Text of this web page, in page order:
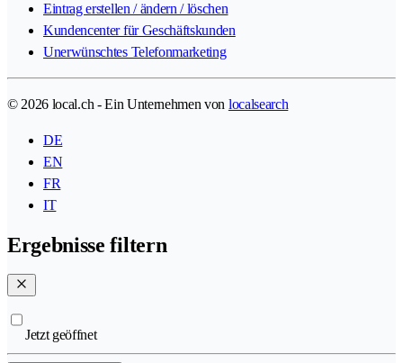
Eintrag erstellen / ändern / löschen
Kundencenter für Geschäftskunden
Unerwünschtes Telefonmarketing
© 2026 local.ch - Ein Unternehmen von localsearch
DE
EN
FR
IT
Ergebnisse filtern
Jetzt geöffnet